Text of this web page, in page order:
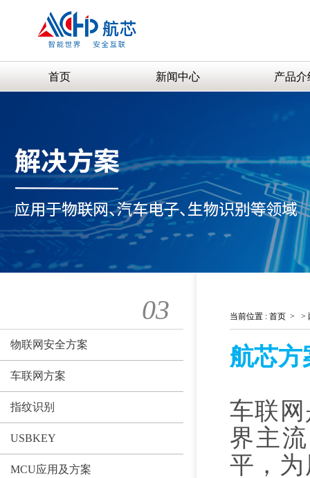
首页 新闻中心 产品介
03
物联网安全方案
车联网方案
指纹识别
USBKEY
MCU应用及方案
当前位置 : 首页 > >
航芯方
车联
界主
平，